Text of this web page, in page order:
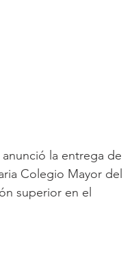
anunció la entrega de
Colegio Mayor del
superior en el